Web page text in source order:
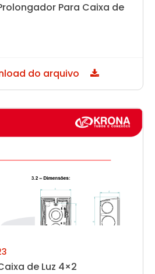
Para Caixa de
do arquivo
de Luz 4×2